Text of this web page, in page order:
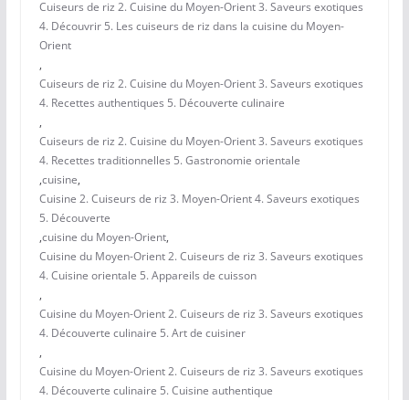
Cuiseurs de riz 2. Cuisine du Moyen-Orient 3. Saveurs exotiques
4. Découvrir 5. Les cuiseurs de riz dans la cuisine du Moyen-
Orient
,
Cuiseurs de riz 2. Cuisine du Moyen-Orient 3. Saveurs exotiques
4. Recettes authentiques 5. Découverte culinaire
,
Cuiseurs de riz 2. Cuisine du Moyen-Orient 3. Saveurs exotiques
4. Recettes traditionnelles 5. Gastronomie orientale
,cuisine,
Cuisine 2. Cuiseurs de riz 3. Moyen-Orient 4. Saveurs exotiques
5. Découverte
,cuisine du Moyen-Orient,
Cuisine du Moyen-Orient 2. Cuiseurs de riz 3. Saveurs exotiques
4. Cuisine orientale 5. Appareils de cuisson
,
Cuisine du Moyen-Orient 2. Cuiseurs de riz 3. Saveurs exotiques
4. Découverte culinaire 5. Art de cuisiner
,
Cuisine du Moyen-Orient 2. Cuiseurs de riz 3. Saveurs exotiques
4. Découverte culinaire 5. Cuisine authentique